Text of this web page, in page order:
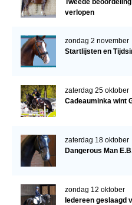
Tweede
verlopen
zondag 2 november
Startlijsten en
zaterdag 25 oktober
Cadeauminka wint
zaterdag 18 oktober
Dangerous Man
zondag 12 oktober
Iedereen geslaagd